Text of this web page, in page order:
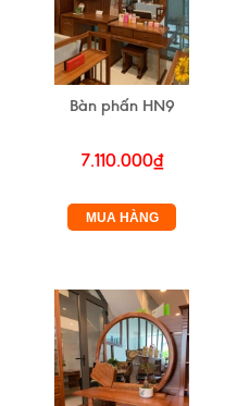
Bàn phấn HN9
7.110.000₫
MUA HÀNG